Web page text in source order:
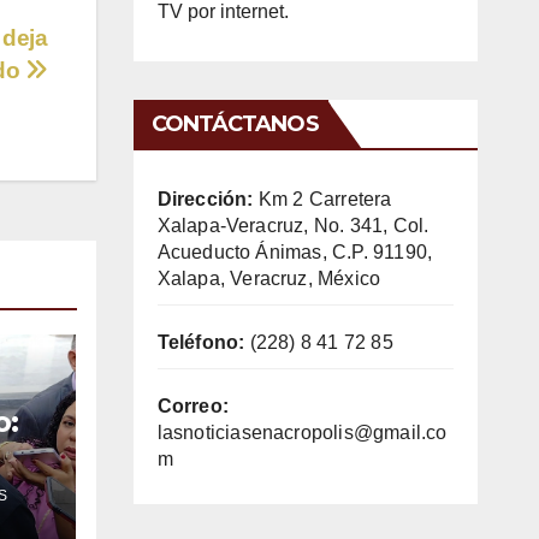
TV por internet.
CONTÁCTANOS
Dirección: Km 2 Carretera
Xalapa-Veracruz, No. 341, Col.
Acueducto Ánimas, C.P. 91190,
Xalapa, Veracruz, México
Teléfono: (228) 8 41 72 85
Correo:
lasnoticiasenacropolis@gmail.co
m